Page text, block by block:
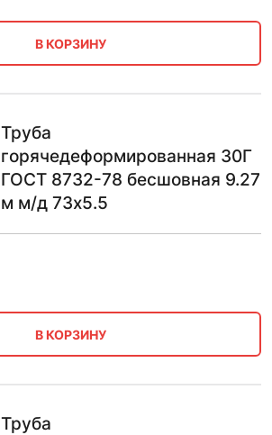
В КОРЗИНУ
Труба
горячедеформированная 30Г
ГОСТ 8732-78 бесшовная 9.27
м м/д 73х5.5
В КОРЗИНУ
Труба